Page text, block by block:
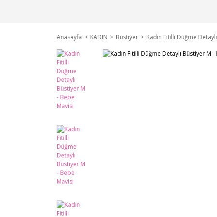
Anasayfa KADIN Büstiyer Kadın Fitilli Düğme